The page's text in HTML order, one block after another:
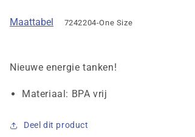
Maattabel 7242204-One Size
Nieuwe energie tanken!
Materiaal: BPA vrij
Deel dit product